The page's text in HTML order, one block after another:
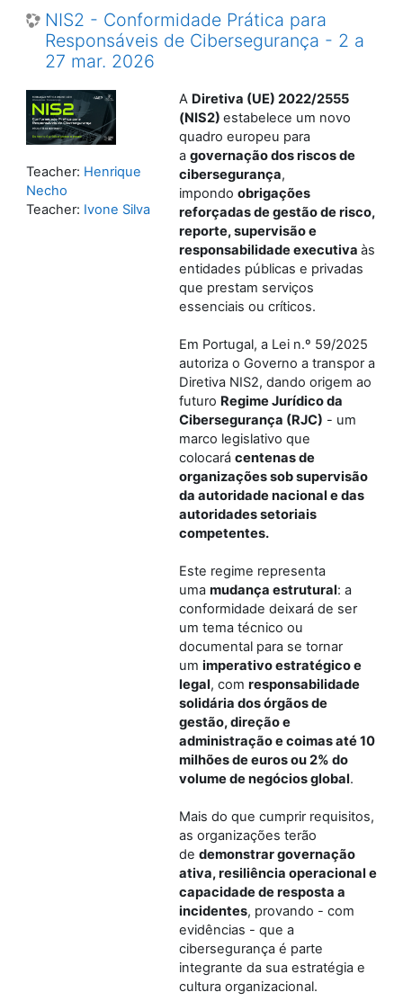
NIS2 - Conformidade Prática para
Responsáveis de Cibersegurança - 2 a
27 mar. 2026
A Diretiva (UE) 2022/2555
(NIS2) estabelece um novo
quadro europeu para
a governação dos riscos de
cibersegurança,
impondo obrigações
reforçadas de gestão de risco,
reporte, supervisão e
responsabilidade executiva às
entidades públicas e privadas
que prestam serviços
essenciais ou críticos.
Em Portugal, a Lei n.º 59/2025
autoriza o Governo a transpor a
Diretiva NIS2, dando origem ao
futuro Regime Jurídico da
Cibersegurança (RJC) - um
marco legislativo que
colocará centenas de
organizações sob supervisão
da autoridade nacional e das
autoridades setoriais
competentes.
Este regime representa
uma mudança estrutural: a
conformidade deixará de ser
um tema técnico ou
documental para se tornar
um imperativo estratégico e
legal, com responsabilidade
solidária dos órgãos de
gestão, direção e
administração e coimas até 10
milhões de euros ou 2% do
volume de negócios global.
Mais do que cumprir requisitos,
as organizações terão
de demonstrar governação
ativa, resiliência operacional e
capacidade de resposta a
incidentes, provando - com
evidências - que a
cibersegurança é parte
integrante da sua estratégia e
cultura organizacional.
Teacher: Henrique
Necho
Teacher: Ivone Silva